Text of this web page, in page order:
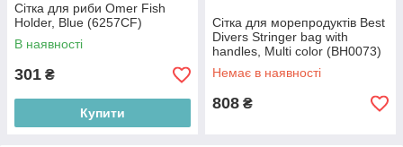
Сітка для риби Omer Fish
Holder, Blue (6257CF)
В наявності
301 ₴
Купити
Сітка для морепродуктів Best
Divers Stringer bag with
handles, Multi color (BH0073)
Немає в наявності
808 ₴